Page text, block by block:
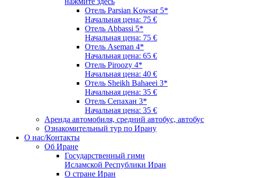
Отель Parsian Kowsar 5*
Начальная цена: 75 €
Отель Abbassi 5*
Начальная цена: 75 €
Отель Aseman 4*
Начальная цена: 65 €
Отель Piroozy 4*
Начальная цена: 40 €
Отель Sheikh Bahaeei 3*
Начальная цена: 35 €
Отель Сепахан 3*
Начальная цена: 35 €
Аренда автомобиля, средний автобус, автобус
Ознакомительный тур по Ирану
О нас/Контакты
Об Иране
Государственный гимн
Исламской Республики Иран
О стране Иран